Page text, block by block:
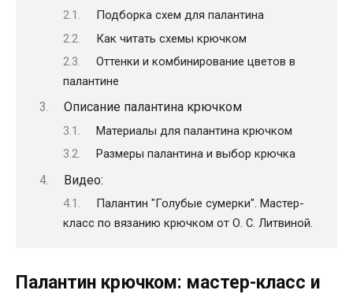
Подборка схем для палантина
Как читать схемы крючком
Оттенки и комбинирование цветов в
палантине
Описание палантина крючком
Материалы для палантина крючком
Размеры палантина и выбор крючка
Видео:
Палантин "Голубые сумерки". Мастер-
класс по вязанию крючком от О. С. Литвиной.
Палантин крючком: мастер-класс и